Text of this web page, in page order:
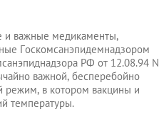
и важные медикаменты,
Госкомсанэпидемнадзором
РФ от 12.08.94 N
важной, бесперебойно
режим, в котором вакцины и
температуры.